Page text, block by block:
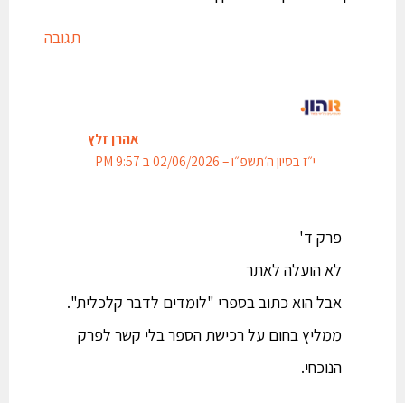
תגובה
אהרן זלץ
י״ז בסיון ה׳תשפ״ו – 02/06/2026 ב 9:57 PM
פרק ד'
לא הועלה לאתר
אבל הוא כתוב בספרי "לומדים לדבר קלכלית".
ממליץ בחום על רכישת הספר בלי קשר לפרק
הנוכחי.